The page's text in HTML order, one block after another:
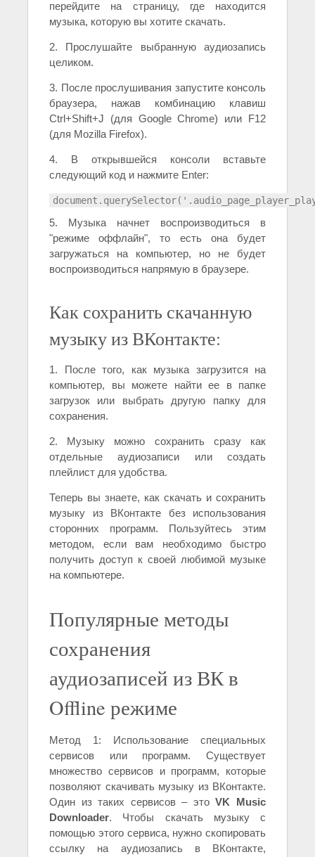
перейдите на страницу, где находится
музыка, которую вы хотите скачать.
2. Прослушайте выбранную аудиозапись
целиком.
3. После прослушивания запустите консоль
браузера, нажав комбинацию клавиш
Ctrl+Shift+J (для Google Chrome) или F12
(для Mozilla Firefox).
4. В открывшейся консоли вставьте
следующий код и нажмите Enter:
5. Музыка начнет воспроизводиться в
"режиме оффлайн", то есть она будет
загружаться на компьютер, но не будет
воспроизводиться напрямую в браузере.
Как сохранить скачанную
музыку из ВКонтакте:
1. После того, как музыка загрузится на
компьютер, вы можете найти ее в папке
загрузок или выбрать другую папку для
сохранения.
2. Музыку можно сохранить сразу как
отдельные аудиозаписи или создать
плейлист для удобства.
Теперь вы знаете, как скачать и сохранить
музыку из ВКонтакте без использования
сторонних программ. Пользуйтесь этим
методом, если вам необходимо быстро
получить доступ к своей любимой музыке
на компьютере.
Популярные методы
сохранения
аудиозаписей из ВК в
Offline режиме
Метод 1: Использование специальных
сервисов или программ. Существует
множество сервисов и программ, которые
позволяют скачивать музыку из ВКонтакте.
Один из таких сервисов – этоVK Music
Downloader. Чтобы скачать музыку с
помощью этого сервиса, нужно скопировать
ссылку на аудиозапись в ВКонтакте,